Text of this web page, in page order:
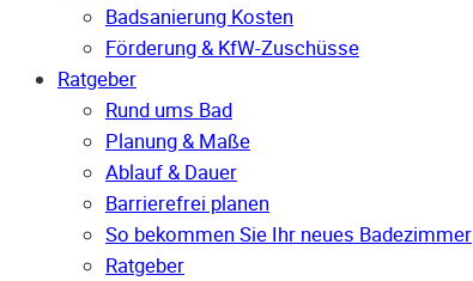
Badsanierung Kosten
Förderung & KfW-Zuschüsse
Ratgeber
Rund ums Bad
Planung & Maße
Ablauf & Dauer
Barrierefrei planen
So bekommen Sie Ihr neues Badezimmer
Ratgeber